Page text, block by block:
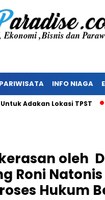
PARIWISATA INFO NIAGA
Lokasi TPST
oleh
Roni
Hukum